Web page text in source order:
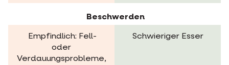
Beschwerden
Empfindlich: Fell-
oder
Verdauungsprobleme,
Schwieriger Esser